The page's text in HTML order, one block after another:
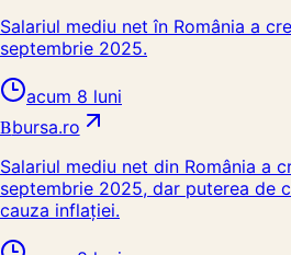
Salariul mediu net în România a
septembrie 2025.
acum 8 luni
Bbursa.ro
Salariul mediu net din România a
septembrie 2025, dar puterea de
cauza inflației.